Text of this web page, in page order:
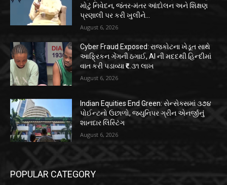
મોટું નિવેદન, જંતર-મંતર આંદોલન અને શિક્ષણ
પ્રણાલી પર કરી ખુલીને...
August 6, 2026
Cyber Fraud Exposed: રાજકોટના ખેડૂત સાથે
આફ્રિકન ગેંગની ઠગાઈ, AI ની મદદથી હિન્દીમાં
વાત કરી પડાવ્યા ₹૬.૩૧ લાખ
August 6, 2026
Indian Equities End Green: સેન્સેક્સમાં ૩૭૪
પોઈન્ટનો ઉછાળો, જ્યુનિપર ગ્રીન એનર્જીનું
શાનદાર લિસ્ટિંગ
August 6, 2026
POPULAR CATEGORY